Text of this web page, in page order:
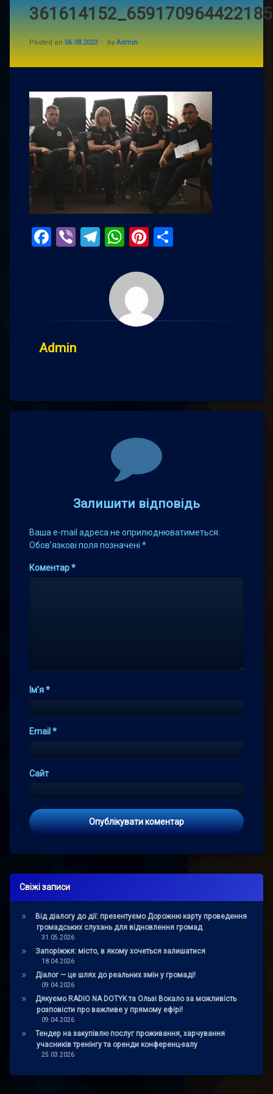
Posted on 06.08.2023 by Admin
Facebook
ViberTelegram
WhatsApp
Pinterest
Admin
Залишити відповідь
Ваша e-mail адреса не оприлюднюватиметься.
Обов’язкові поля позначені *
Коментар*
Ім'я*
Email *
Сайт
Свіжі записи
Від діалогу до дії: презентуємо Дорожню карту проведення
громадських слухань для відновлення громад
31.05.2026
Запоріжжя: місто, в якому хочеться залишатися
18.04.2026
Діалог — це шлях до реальних змін у громаді!
09.04.2026
Дякуємо RADIO NA DOTYK та Ользі Вокало за можливість
розповісти про важливе у прямому ефірі!
09.04.2026
Тендер на закупівлю послуг проживання, харчування
учасників тренінгу та оренди конференц-залу
25.03.2026